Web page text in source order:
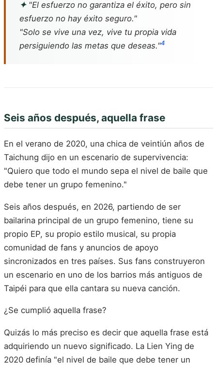
✦"El esfuerzo no garantiza el éxito, pero sin
esfuerzo no hay éxito seguro."
"Solo se vive una vez, vive tu propia vida
persiguiendo las metas que deseas."4
Seis años después, aquella frase
En el verano de 2020, una chica de veintiún años de
Taichung dijo en un escenario de supervivencia:
"Quiero que todo el mundo sepa el nivel de baile que
debe tener un grupo femenino."
Seis años después, en 2026, partiendo de ser
bailarina principal de un grupo femenino, tiene su
propio EP, su propio estilo musical, su propia
comunidad de fans y anuncios de apoyo
sincronizados en tres países. Sus fans construyeron
un escenario en uno de los barrios más antiguos de
Taipéi para que ella cantara su nueva canción.
¿Se cumplió aquella frase?
Quizás lo más preciso es decir que aquella frase está
adquiriendo un nuevo significado. La Lien Ying de
2020 definía "el nivel de baile que debe tener un